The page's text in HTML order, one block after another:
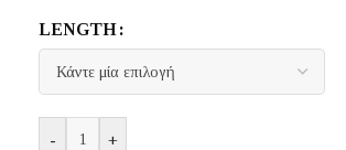
LENGTH
- +